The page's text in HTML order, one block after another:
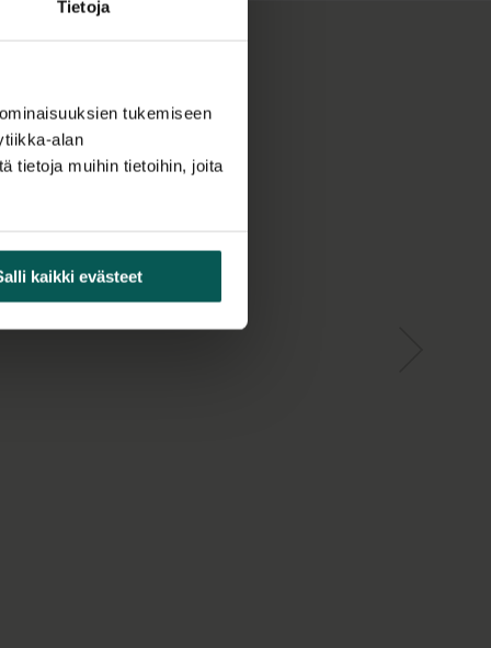
Tietoja
tukemiseen
alan
tietoja muihin tietoihin, joita
kaikki evästeet
kuuluu lisäksi yhteensopivia seinä- ja